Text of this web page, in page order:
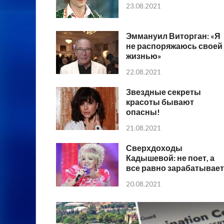
23.08.2021
Эммануил Виторган: «Я
не распоряжаюсь своей
жизнью»
22.08.2021
Звездные секреты
красоты бывают
опасны!
21.08.2021
Сверхдоходы
Кадышевой: не поет, а
все равно зарабатывает
20.08.2021